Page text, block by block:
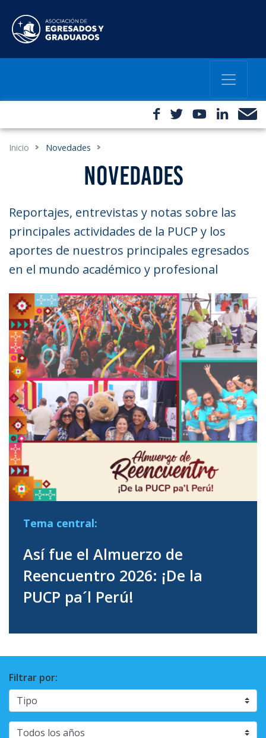
Inicio Novedades
NOVEDADES
Reportajes, entrevistas y notas sobre las
principales actividades de la PUCP y los
aportes de nuestros principales egresados
en el mundo académico y profesional
Tema central:
Así fue el Almuerzo de
Reencuentro 2026: ¡De la
PUCP pa´l Perú!
Filtrar por: